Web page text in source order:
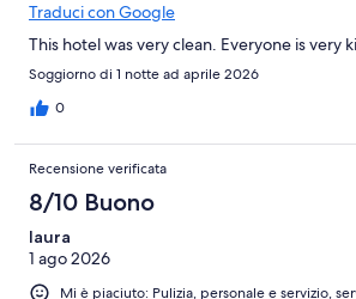
Traduci con Google
This hotel was very clean. Everyone is very
Soggiorno di 1 notte ad aprile 2026
0
Recensione verificata
8/10 Buono
laura
1 ago 2026
Mi è piaciuto: Pulizia, personale e servizio,